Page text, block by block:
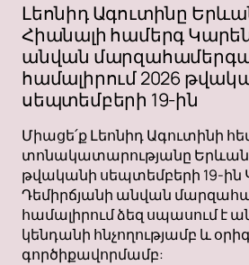
Լեոնիդ Ագուտինը
Հիանալի համերգ
անվան
համալիրում 2026
սեպտեմբերի 19-ին
Միացե՛ք Լեոնիդ Ագուտինի
տոնակատարությանը
թվականի սեպտեմբերի 19-ին
Դեմիրճյանի անվան
համալիրում ձեզ սպասում է
կենդանի հնչողությամբ և
գործիքավորմամբ: